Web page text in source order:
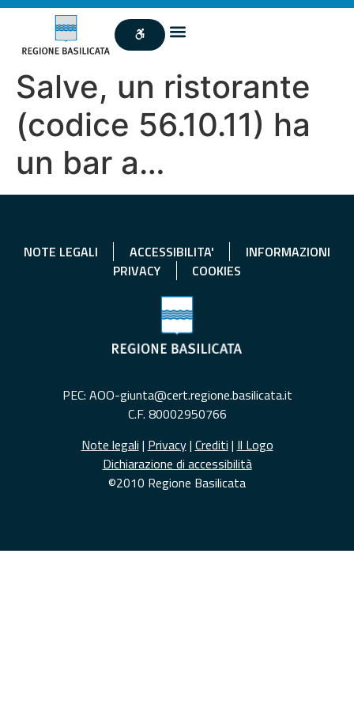
Salve, un ristorante
(codice 56.10.11) ha
un bar a…
NOTE LEGALI ACCESSIBILITA'
INFORMAZIONI
PRIVACY
COOKIES
PEC: AOO-giunta@cert.regione.basilicata.it
C.F. 80002950766
Note legali | Privacy| Crediti | Il Logo
Dichiarazione di accessibilità
©2010 Regione Basilicata